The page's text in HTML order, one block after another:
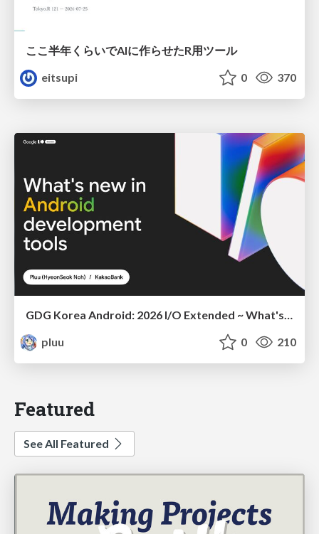
ここ半年くらいでAIに作らせたR用ツール
eitsupi
0 370
GDG Korea Android: 2026 I/O Extended ~ What's new in Android development tools
pluu
0 210
Featured
See All Featured